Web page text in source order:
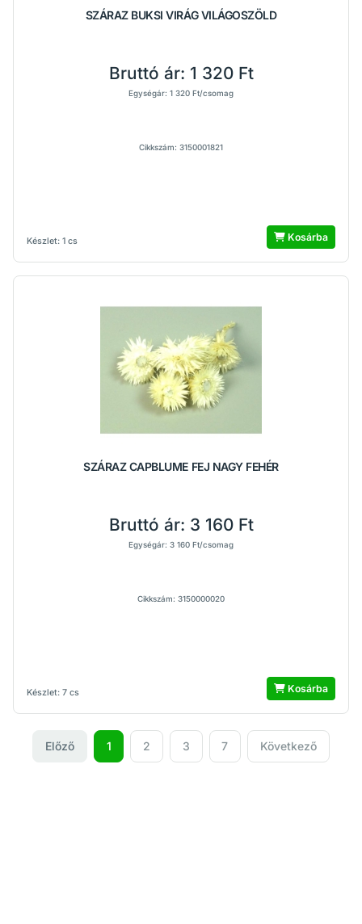
SZÁRAZ BUKSI VIRÁG VILÁGOSZÖLD
Készlet: 1 cs
Bruttó ár: 1 320 Ft
Egységár: 1 320 Ft/csomag
Cikkszám: 3150001821
Kosárba
SZÁRAZ CAPBLUME FEJ NAGY FEHÉR
Készlet: 7 cs
Bruttó ár: 3 160 Ft
Egységár: 3 160 Ft/csomag
Cikkszám: 3150000020
Kosárba
Előző 1 2 3 7 Következő